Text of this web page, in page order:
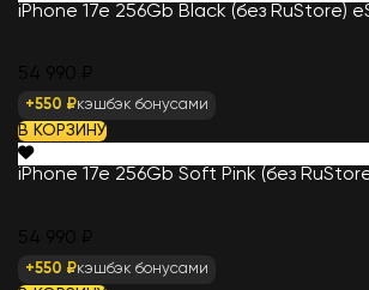
iPhone 17e 256Gb Black (без RuStore)
+550 ₽кэшбэк бонусами
В КОРЗИНУ
iPhone 17e 256Gb Soft Pink (без
+550 ₽кэшбэк бонусами